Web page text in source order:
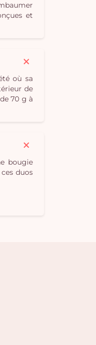
et
où sa
de
70 g à
bougie
duos